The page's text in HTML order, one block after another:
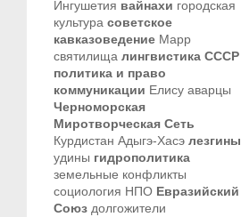
Ингушетия вайнахи городская
культура советское
кавказоведение Марр
святилища лингвистика СССР
политика и право
коммуникации Елису аварцы
Черноморская
Миротворческая Сеть
Курдистан Адыгэ-Хасэ лезгины
удины гидрополитика
земельные конфликты
социология НПО Евразийский
Союз долгожители